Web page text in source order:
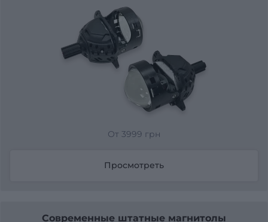
От 3999 грн
Просмотреть
Современные штатные магнитолы